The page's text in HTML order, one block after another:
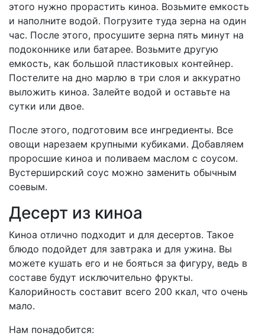
этого нужно прорастить киноа. Возьмите емкость
и наполните водой. Погрузите туда зерна на один
час. После этого, просушите зерна пять минут на
подоконнике или батарее. Возьмите другую
емкость, как большой пластиковых контейнер.
Постелите на дно марлю в три слоя и аккуратно
выложить киноа. Залейте водой и оставьте на
сутки или двое.
После этого, подготовим все ингредиенты. Все
овощи нарезаем крупными кубиками. Добавляем
проросшие киноа и поливаем маслом с соусом.
Вустерширский соус можно заменить обычным
соевым.
Десерт из киноа
Киноа отлично подходит и для десертов. Такое
блюдо подойдет для завтрака и для ужина. Вы
можете кушать его и не бояться за фигуру, ведь в
составе будут исключительно фрукты.
Калорийность составит всего 200 ккал, что очень
мало.
Нам понадобится: